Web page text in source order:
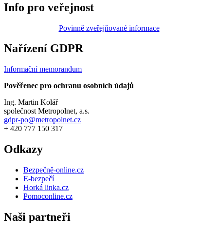
Info pro veřejnost
Povinně zveřejňované informace
Nařízení GDPR
Informační memorandum
Pověřenec pro ochranu osobních údajů
Ing. Martin Kolář
společnost Metropolnet, a.s.
gdpr-po@metropolnet.cz
+ 420 777 150 317
Odkazy
Bezpečně-online.cz
E-bezpečí
Horká linka.cz
Pomoconline.cz
Naši partneři